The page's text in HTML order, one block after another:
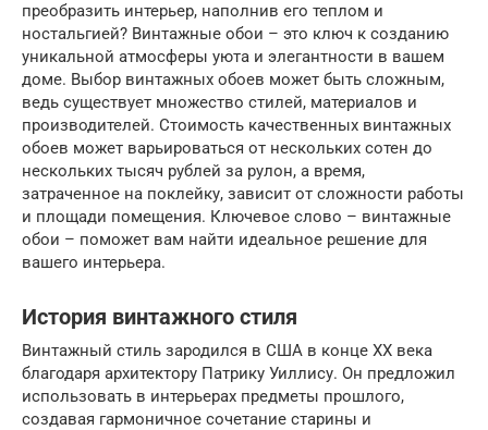
преобразить интерьер, наполнив его теплом и
ностальгией? Винтажные обои – это ключ к созданию
уникальной атмосферы уюта и элегантности в вашем
доме. Выбор винтажных обоев может быть сложным,
ведь существует множество стилей, материалов и
производителей. Стоимость качественных винтажных
обоев может варьироваться от нескольких сотен до
нескольких тысяч рублей за рулон, а время,
затраченное на поклейку, зависит от сложности работы
и площади помещения. Ключевое слово – винтажные
обои – поможет вам найти идеальное решение для
вашего интерьера.
История винтажного стиля
Винтажный стиль зародился в США в конце XX века
благодаря архитектору Патрику Уиллису. Он предложил
использовать в интерьерах предметы прошлого,
создавая гармоничное сочетание старины и